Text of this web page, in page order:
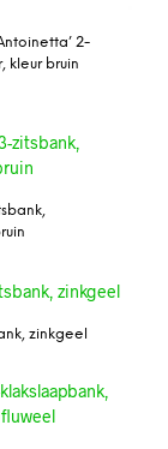
2-
kleur bruin
zinkgeel